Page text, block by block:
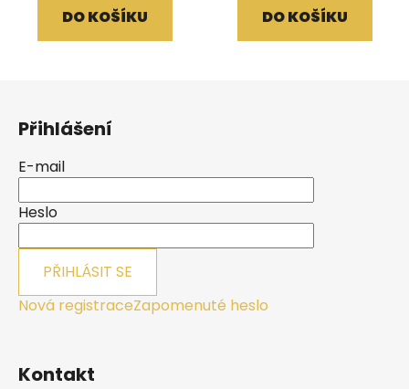
DO KOŠÍKU DO KOŠÍKU
Přihlášení
E-mail
Heslo
PŘIHLÁSIT SE
Nová registraceZapomenuté heslo
Kontakt